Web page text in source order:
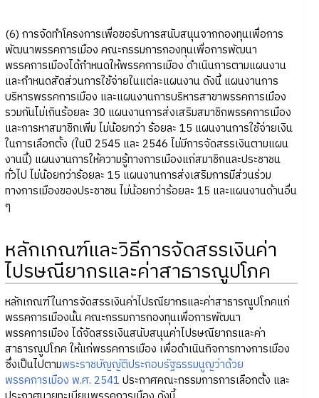
(6) การจัดทำโครงการเพื่อขอรับการสนับสนุนจากกองทุนเพื่อการ
พัฒนาพรรคการเมือง คณะกรรมการกองทุนเพื่อการพัฒนา
พรรคการเมืองได้กำหนดให้พรรคการเมือง ดำเนินการตามแผนงาน
และกำหนดสัดส่วนการใช้จ่ายในแต่ละแผนงาน ดังนี้ แผนงานการ
บริหารพรรคการเมือง และแผนงานการบริหารสาขาพรรคการเมือง
รวมกันไม่เกินร้อยละ 30 แผนงานการส่งเสริมสมาชิกพรรคการเมือง
และการหาสมาชิกเพิ่ม ไม่น้อยกว่า ร้อยละ 15 แผนงานการใช้จ่ายเงิน
ในการเลือกตั้ง (ในปี 2545 และ 2546 ไม่มีการจัดสรรเงินตามแผน
งานนี้) แผนงานการให้ความรู้ทางการเมืองแก่สมาชิกและประชาชน
ทั่วไป ไม่น้อยกว่าร้อยละ 15 แผนงานการส่งเสริมการมีส่วนร่วม
ทางการเมืองของประชาชน ไม่น้อยกว่าร้อยละ 15 และแผนงานด้านอื่น
ๆ
หลักเกณฑ์และวิธีการจัดสรรเงินค่า
ไปรษณียากรและค่าสาธารณูปโภค
หลักเกณฑ์ในการจัดสรรเงินค่าไปรณียากรและค่าสาธารณูปโภคแก่
พรรคการเมืองนั้น คณะกรรมการกองทุนเพื่อการพัฒนา
พรรคการเมือง ได้จัดสรรเงินสนับสนุนค่าไปรษณียากรและค่า
สาธารณูปโภค ให้แก่พรรคการเมือง เพื่อดำเนินกิจการทางการเมือง
ซึ่งเป็นไปตามพระราชบัญญัติประกอบรัฐธรรมนูญว่าด้วย
พรรคการเมือง พ.ศ. 2541 ประกาศคณะกรรมการการเลือกตั้ง และ